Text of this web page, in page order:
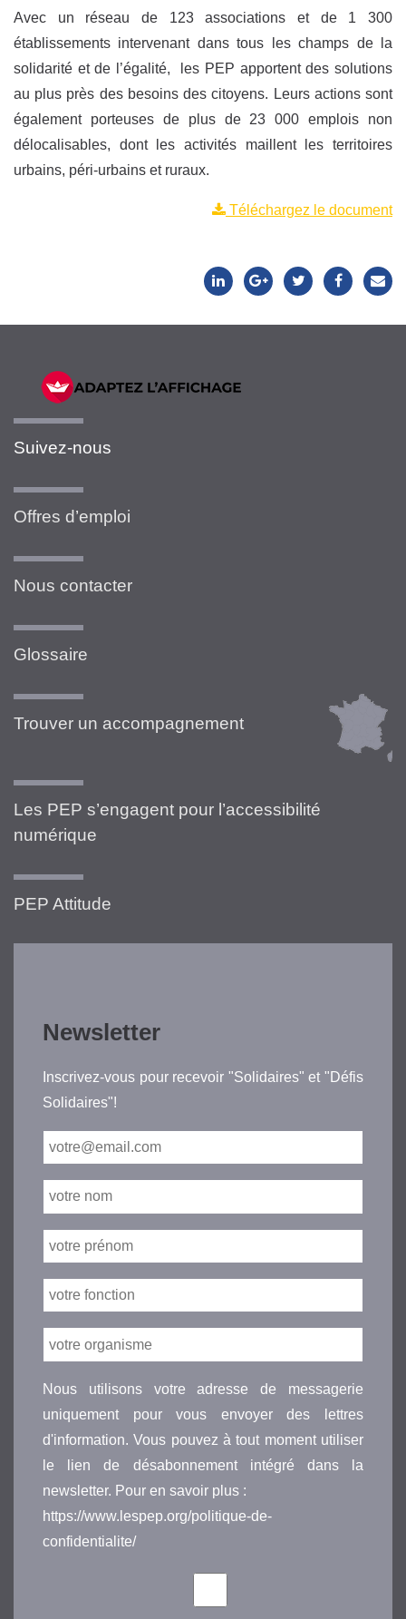
Avec un réseau de 123 associations et de 1 300
établissements intervenant dans tous les champs de la
solidarité et de l’égalité, les PEP apportent des solutions
au plus près des besoins des citoyens. Leurs actions sont
également porteuses de plus de 23 000 emplois non
délocalisables, dont les activités maillent les territoires
urbains, péri-urbains et ruraux.
Téléchargez le document
Suivez-nous
Offres d’emploi
Nous contacter
Glossaire
Trouver un accompagnement
Les PEP s’engagent pour l’accessibilité
numérique
PEP Attitude
Newsletter
Inscrivez-vous pour recevoir "Solidaires" et "Défis
Solidaires"!
Nous utilisons votre adresse de messagerie
uniquement pour vous envoyer des lettres
d'information. Vous pouvez à tout moment utiliser
le lien de désabonnement intégré dans la
newsletter. Pour en savoir plus :
https://www.lespep.org/politique-de-
confidentialite/